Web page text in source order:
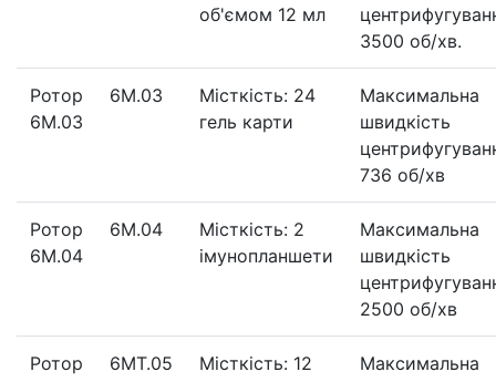
об'ємом 12 мл
3500 об/хв.
Ротор
6М.03
6М.03
Місткість: 24
гель карти
Максимальна
швидкість
736 об/хв
Ротор
6М.04
6М.04
Місткість: 2
імунопланшети
Максимальна
швидкість
2500 об/хв
Ротор
6МT.05
Місткість: 12
Максимальна